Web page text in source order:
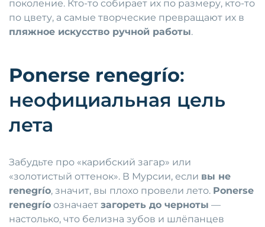
поколение. Кто-то собирает их по размеру, кто-то
по цвету, а самые творческие превращают их в
пляжное искусство ручной работы.
Ponerse renegrío:
неофициальная цель
лета
Забудьте про «карибский загар» или
«золотистый оттенок». В Мурсии, если вы не
renegrío, значит, вы плохо провели лето. Ponerse
renegrío означает загореть до черноты —
настолько, что белизна зубов и шлёпанцев